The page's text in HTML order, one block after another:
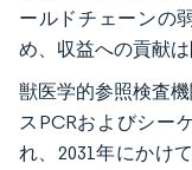
ールドチェーンの
め、収益への貢献は
獣医学的参照検査
スPCRおよびシー
れ、2031年にかけ